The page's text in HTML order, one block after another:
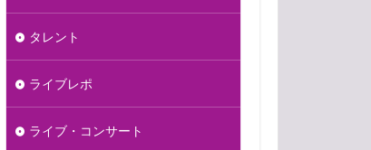
タレント
ライブレポ
ライブ・コンサート